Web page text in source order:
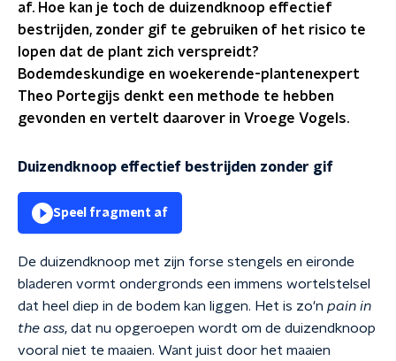
af. Hoe kan je toch de duizendknoop effectief
bestrijden, zonder gif te gebruiken of het risico te
lopen dat de plant zich verspreidt?
Bodemdeskundige en woekerende-plantenexpert
Theo Portegijs denkt een methode te hebben
gevonden en vertelt daarover in Vroege Vogels.
Duizendknoop effectief bestrijden zonder gif
Speel fragment af
De duizendknoop met zijn forse stengels en eironde
bladeren vormt ondergronds een immens wortelstelsel
dat heel diep in de bodem kan liggen. Het is zo'n pain in
the ass, dat nu opgeroepen wordt om de duizendknoop
vooral niet te maaien. Want juist door het maaien